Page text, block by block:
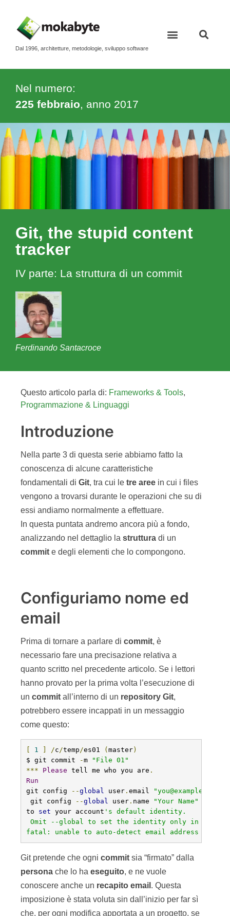
Dal 1996, architetture, metodologie, sviluppo software
Nel numero:
225 febbraio, anno 2017
Git, the stupid content
tracker
IV parte: La struttura di un commit
Ferdinando Santacroce
Questo articolo parla di: Frameworks & Tools,
Programmazione & Linguaggi
Introduzione
Nella parte 3 di questa serie abbiamo fatto la
conoscenza di alcune caratteristiche
fondamentali di Git, tra cui le tre aree in cui i files
vengono a trovarsi durante le operazioni che su di
essi andiamo normalmente a effettuare.
In questa puntata andremo ancora più a fondo,
analizzando nel dettaglio la struttura di un
commit e degli elementi che lo compongono.
Configuriamo nome ed
email
Prima di tornare a parlare di commit, è
necessario fare una precisazione relativa a
quanto scritto nel precedente articolo. Se i lettori
hanno provato per la prima volta l’esecuzione di
un commit all’interno di un repository Git,
potrebbero essere incappati in un messaggio
come questo:
1 /c/temp/es01 ( master)
$ git commit
-m
"File 01"
***
Please tell me who you are .
Run
git config
--global user . email
"you@example.com"
git config
--global user . name
"Your Name"
to set your account 's default identity.
Omit --global to set the identity only in this
fatal: unable to auto-detect email address (got '
Git pretende che ogni commit sia “firmato” dalla
persona che lo ha eseguito, e ne vuole
conoscere anche un recapito email . Questa
imposizione è stata voluta sin dall’inizio per far sì
che, per ogni modifica apportata a un progetto, se